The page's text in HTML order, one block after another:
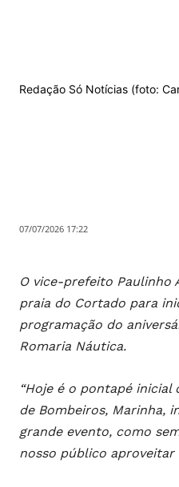
Redação Só Notícias (foto:
07/07/2026 17:22
O vice-prefeito Paulinho
praia do Cortado para
programação do
Romaria Náutica.
“Hoje é o pontapé
de Bombeiros, Marinha,
grande evento, como
nosso público aproveitar